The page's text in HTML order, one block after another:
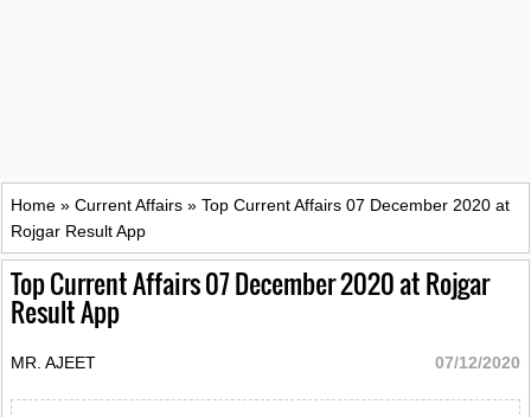
Home » Current Affairs » Top Current Affairs 07 December 2020 at
Rojgar Result App
Top Current Affairs 07 December 2020 at Rojgar
Result App
MR. AJEET 07/12/2020